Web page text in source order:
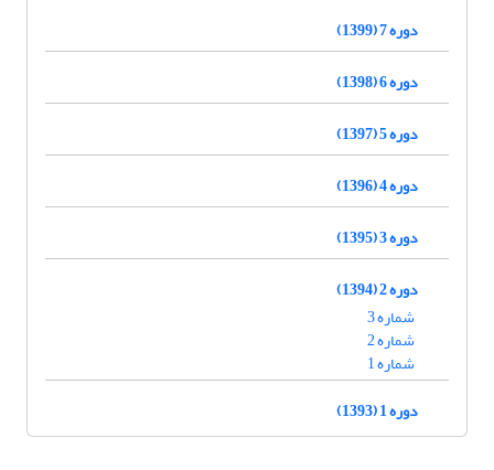
دوره 7 (1399)
دوره 6 (1398)
دوره 5 (1397)
دوره 4 (1396)
دوره 3 (1395)
دوره 2 (1394)
شماره 3
شماره 2
شماره 1
دوره 1 (1393)